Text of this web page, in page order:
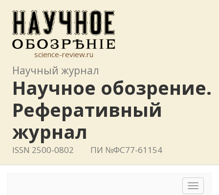
science-review.ru
Научный журнал
Научное обозрение.
Реферативный
журнал
ISSN 2500-0802 ПИ №ФС77-61154
Toggle